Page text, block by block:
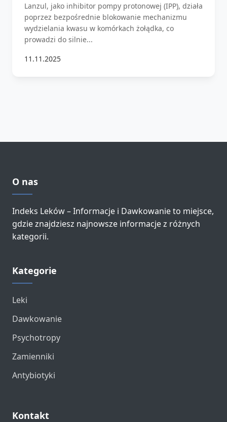
Lanzul, jako inhibitor pompy protonowej (IPP), działa
poprzez bezpośrednie blokowanie mechanizmu
wydzielania kwasu w komórkach żołądka, co
prowadzi do silnie...
11.11.2025
O nas
Indeks Leków – Informacje i Dawkowanie to miejsce,
gdzie znajdziesz najnowsze informacje z różnych
kategorii.
Kategorie
Leki
Dawkowanie
Psychotropy
Zamienniki
Antybiotyki
Kontakt